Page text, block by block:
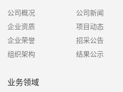
公司概况
企业资质
企业荣誉
组织架构
公司新闻
项目动态
招采公告
结果公示
业务领域